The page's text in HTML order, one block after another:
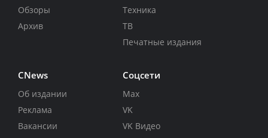
Обзоры
Архив
Техника
ТВ
Печатные издания
CNews
Об издании
Реклама
Вакансии
Соцсети
Max
VK
VK Видео